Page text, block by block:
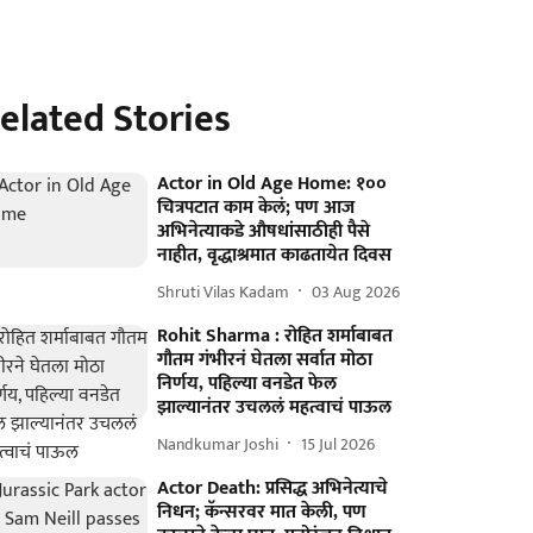
Stories
Actor in Old Age Home: १००
चित्रपटात काम केलं; पण आज
अभिनेत्याकडे औषधांसाठीही पैसे
नाहीत, वृद्धाश्रमात काढतायेत दिवस
Shruti Vilas Kadam 03 Aug 2026
Rohit Sharma : रोहित शर्माबाबत
गौतम गंभीरनं घेतला सर्वात मोठा
निर्णय, पहिल्या वनडेत फेल
झाल्यानंतर उचललं महत्वाचं पाऊल
Nandkumar Joshi 15 Jul 2026
Actor Death: प्रसिद्ध अभिनेत्याचे
निधन; कॅन्सरवर मात केली, पण